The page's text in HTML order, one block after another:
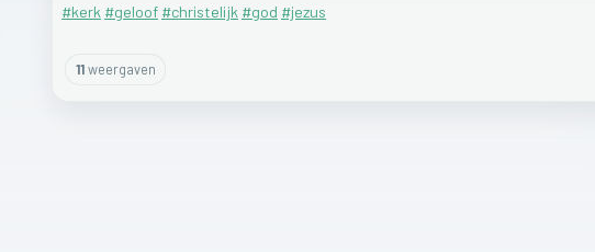
#kerk #geloof #christelijk #god #jezus
11weergaven